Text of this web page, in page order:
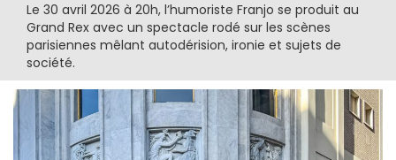
Le 30 avril 2026 à 20h, l’humoriste Franjo se produit au
Grand Rex avec un spectacle rodé sur les scènes
parisiennes mêlant autodérision, ironie et sujets de
société.